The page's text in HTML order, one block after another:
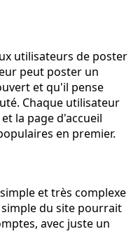
utilisateurs de poster
peut poster un
et qu'il pense
Chaque utilisateur
la page d'accueil
en premier.
et très complexe
du site pourrait
avec juste un